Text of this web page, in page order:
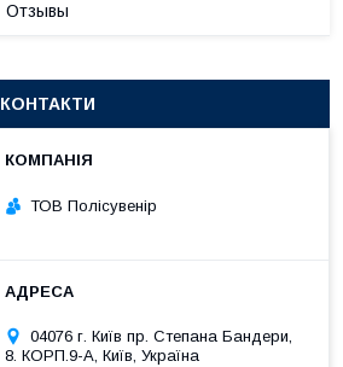
Отзывы
КОНТАКТИ
ТОВ Полісувенір
04076 г. Київ пр. Степана Бандери,
8. КОРП.9-А, Київ, Україна